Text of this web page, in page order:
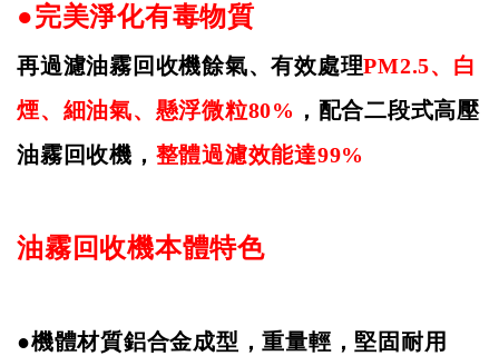
●完美淨化有毒物質
再過濾油霧回收機餘氣、有效處理PM2.5、白
煙、細油氣、懸浮微粒80% ，配合二段式高壓
油霧回收機， 整體過濾效能達99%
油霧回收機本體特色
●機體材質鋁合金成型，重量輕，堅固耐用